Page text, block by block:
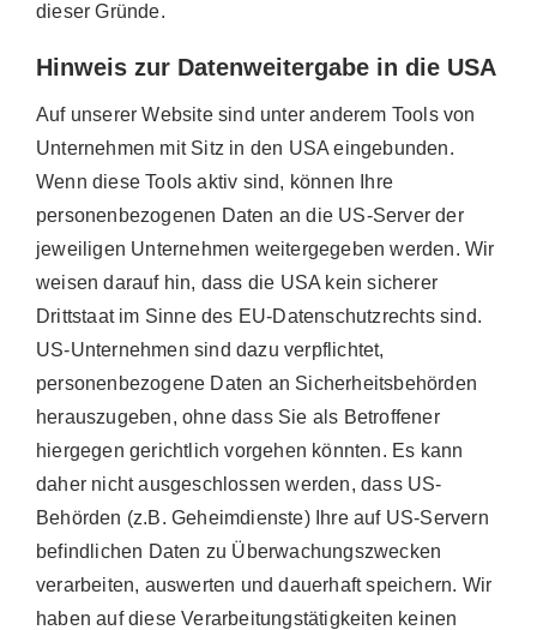
dieser Gründe.
Hinweis zur Datenweitergabe in die USA
Auf unserer Website sind unter anderem Tools von
Unternehmen mit Sitz in den USA eingebunden.
Wenn diese Tools aktiv sind, können Ihre
personenbezogenen Daten an die US-Server der
jeweiligen Unternehmen weitergegeben werden. Wir
weisen darauf hin, dass die USA kein sicherer
Drittstaat im Sinne des EU-Datenschutzrechts sind.
US-Unternehmen sind dazu verpflichtet,
personenbezogene Daten an Sicherheitsbehörden
herauszugeben, ohne dass Sie als Betroffener
hiergegen gerichtlich vorgehen könnten. Es kann
daher nicht ausgeschlossen werden, dass US-
Behörden (z.B. Geheimdienste) Ihre auf US-Servern
befindlichen Daten zu Überwachungszwecken
verarbeiten, auswerten und dauerhaft speichern. Wir
haben auf diese Verarbeitungstätigkeiten keinen